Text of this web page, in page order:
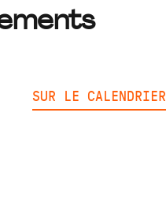
SUR LE CALENDRIER